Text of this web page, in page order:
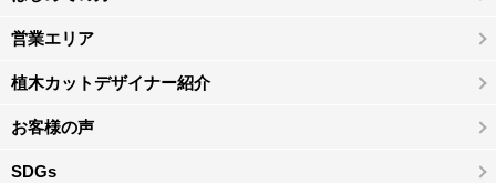
営業エリア
植木カットデザイナー紹介
お客様の声
SDGs